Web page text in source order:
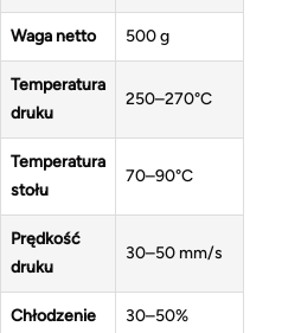
Waga netto 500 g
Temperatura
druku
250–270°C
Temperatura
stołu
70–90°C
Prędkość
druku
30–50 mm/s
Chłodzenie 30–50%